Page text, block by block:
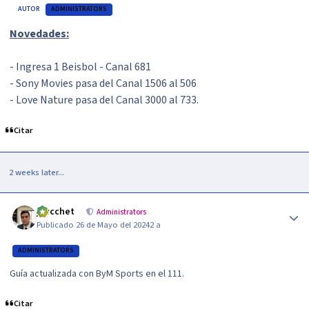
AUTOR ADMINISTRATORS
Novedades:
- Ingresa 1 Beisbol - Canal 681
- Sony Movies pasa del Canal 1506 al 506
- Love Nature pasa del Canal 3000 al 733.
Citar
2 weeks later...
jzucchet Administrators
Publicado 26 de Mayo del 20242 a
ADMINISTRATORS
Guía actualizada con ByM Sports en el 111.
Citar